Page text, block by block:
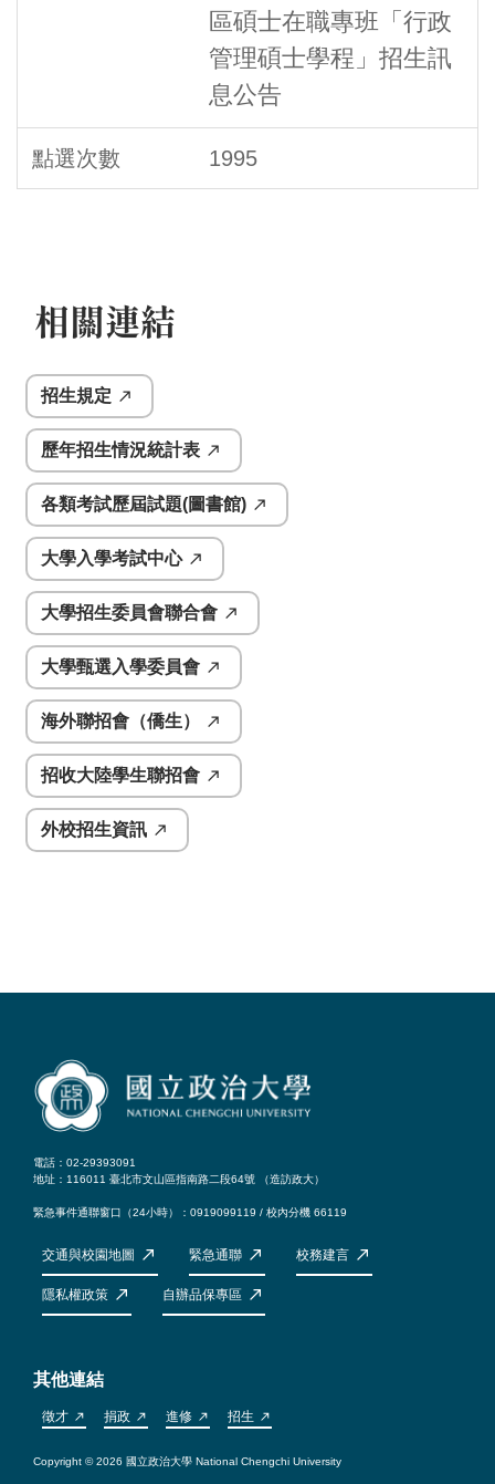
區碩士在職專班「行政
管理碩士學程」招生訊
息公告
1995
相關連結
招生規定
歷年招生情況統計表
各類考試歷屆試題(圖書館)
大學入學考試中心
大學招生委員會聯合會
大學甄選入學委員會
海外聯招會（僑生）
招收大陸學生聯招會
外校招生資訊
電話：02-29393091
地址：116011 臺北市文山區指南路二段64號 （造訪政大）
緊急事件通聯窗口（24小時）：0919099119 / 校內分機 66119
交通與校園地圖 緊急通聯 校務建言
隱私權政策 自辦品保專區
其他連結
徵才 捐政 進修 招生
Copyright © 2026 國立政治大學 National Chengchi University